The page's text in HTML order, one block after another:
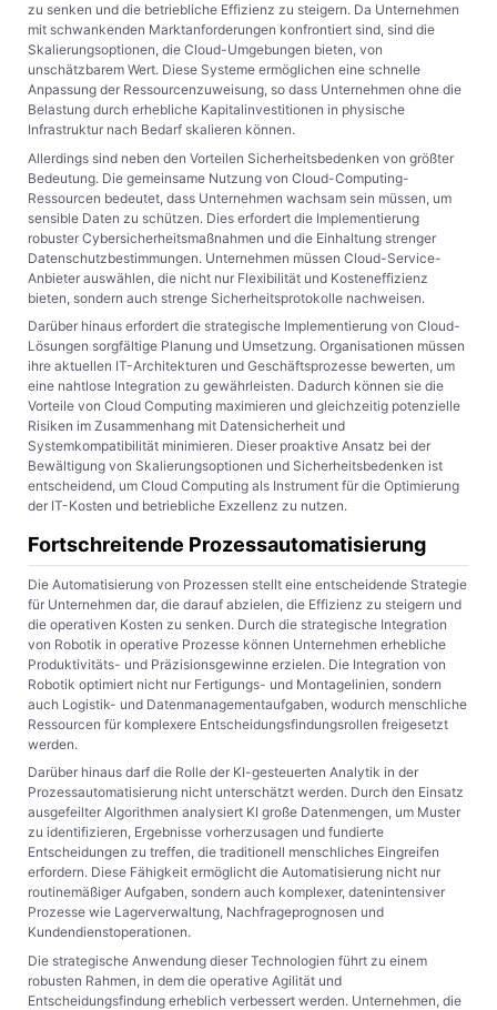
zu senken und die betriebliche Effizienz zu steigern. Da Unternehmen
mit schwankenden Marktanforderungen konfrontiert sind, sind die
Skalierungsoptionen, die Cloud-Umgebungen bieten, von
unschätzbarem Wert. Diese Systeme ermöglichen eine schnelle
Anpassung der Ressourcenzuweisung, so dass Unternehmen ohne die
Belastung durch erhebliche Kapitalinvestitionen in physische
Infrastruktur nach Bedarf skalieren können.
Allerdings sind neben den Vorteilen Sicherheitsbedenken von größter
Bedeutung. Die gemeinsame Nutzung von Cloud-Computing-
Ressourcen bedeutet, dass Unternehmen wachsam sein müssen, um
sensible Daten zu schützen. Dies erfordert die Implementierung
robuster Cybersicherheitsmaßnahmen und die Einhaltung strenger
Datenschutzbestimmungen. Unternehmen müssen Cloud-Service-
Anbieter auswählen, die nicht nur Flexibilität und Kosteneffizienz
bieten, sondern auch strenge Sicherheitsprotokolle nachweisen.
Darüber hinaus erfordert die strategische Implementierung von Cloud-
Lösungen sorgfältige Planung und Umsetzung. Organisationen müssen
ihre aktuellen IT-Architekturen und Geschäftsprozesse bewerten, um
eine nahtlose Integration zu gewährleisten. Dadurch können sie die
Vorteile von Cloud Computing maximieren und gleichzeitig potenzielle
Risiken im Zusammenhang mit Datensicherheit und
Systemkompatibilität minimieren. Dieser proaktive Ansatz bei der
Bewältigung von Skalierungsoptionen und Sicherheitsbedenken ist
entscheidend, um Cloud Computing als Instrument für die Optimierung
der IT-Kosten und betriebliche Exzellenz zu nutzen.
Fortschreitende Prozessautomatisierung
Die Automatisierung von Prozessen stellt eine entscheidende Strategie
für Unternehmen dar, die darauf abzielen, die Effizienz zu steigern und
die operativen Kosten zu senken. Durch die strategische Integration
von Robotik in operative Prozesse können Unternehmen erhebliche
Produktivitäts- und Präzisionsgewinne erzielen. Die Integration von
Robotik optimiert nicht nur Fertigungs- und Montagelinien, sondern
auch Logistik- und Datenmanagementaufgaben, wodurch menschliche
Ressourcen für komplexere Entscheidungsfindungsrollen freigesetzt
werden.
Darüber hinaus darf die Rolle der KI-gesteuerten Analytik in der
Prozessautomatisierung nicht unterschätzt werden. Durch den Einsatz
ausgefeilter Algorithmen analysiert KI große Datenmengen, um Muster
zu identifizieren, Ergebnisse vorherzusagen und fundierte
Entscheidungen zu treffen, die traditionell menschliches Eingreifen
erfordern. Diese Fähigkeit ermöglicht die Automatisierung nicht nur
routinemäßiger Aufgaben, sondern auch komplexer, datenintensiver
Prozesse wie Lagerverwaltung, Nachfrageprognosen und
Kundendienstoperationen.
Die strategische Anwendung dieser Technologien führt zu einem
robusten Rahmen, in dem die operative Agilität und
Entscheidungsfindung erheblich verbessert werden. Unternehmen, die